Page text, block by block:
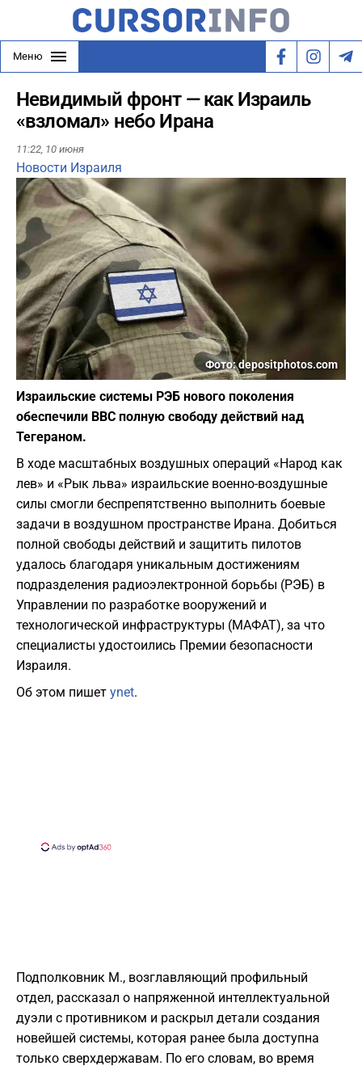
Меню
Невидимый фронт — как Израиль
«взломал» небо Ирана
11:22, 10 июня
Новости Израиля
Фото: depositphotos.com
Израильские системы РЭБ нового поколения
обеспечили ВВС полную свободу действий над
Тегераном.
В ходе масштабных воздушных операций «Народ как
лев» и «Рык льва» израильские военно-воздушные
силы смогли беспрепятственно выполнить боевые
задачи в воздушном пространстве Ирана. Добиться
полной свободы действий и защитить пилотов
удалось благодаря уникальным достижениям
подразделения радиоэлектронной борьбы (РЭБ) в
Управлении по разработке вооружений и
технологической инфраструктуры (МАФАТ), за что
специалисты удостоились Премии безопасности
Израиля.
Об этом пишет ynet.
Подполковник М., возглавляющий профильный
отдел, рассказал о напряженной интеллектуальной
дуэли с противником и раскрыл детали создания
новейшей системы, которая ранее была доступна
только сверхдержавам. По его словам, во время